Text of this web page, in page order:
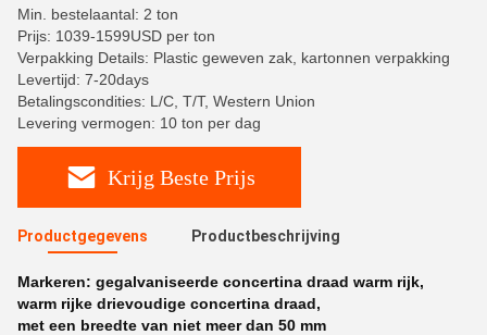
Min. bestelaantal: 2 ton
Prijs: 1039-1599USD per ton
Verpakking Details: Plastic geweven zak, kartonnen verpakking
Levertijd: 7-20days
Betalingscondities: L/C, T/T, Western Union
Levering vermogen: 10 ton per dag
Krijg Beste Prijs
Productgegevens Productbeschrijving
Markeren: gegalvaniseerde concertina draad warm rijk,
warm rijke drievoudige concertina draad,
met een breedte van niet meer dan 50 mm